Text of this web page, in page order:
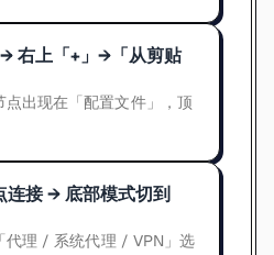
右上「+」→「从剪贴
点出现在「配置文件」，顶
接 → 底部模式切到
代理 / 系统代理 / VPN」选